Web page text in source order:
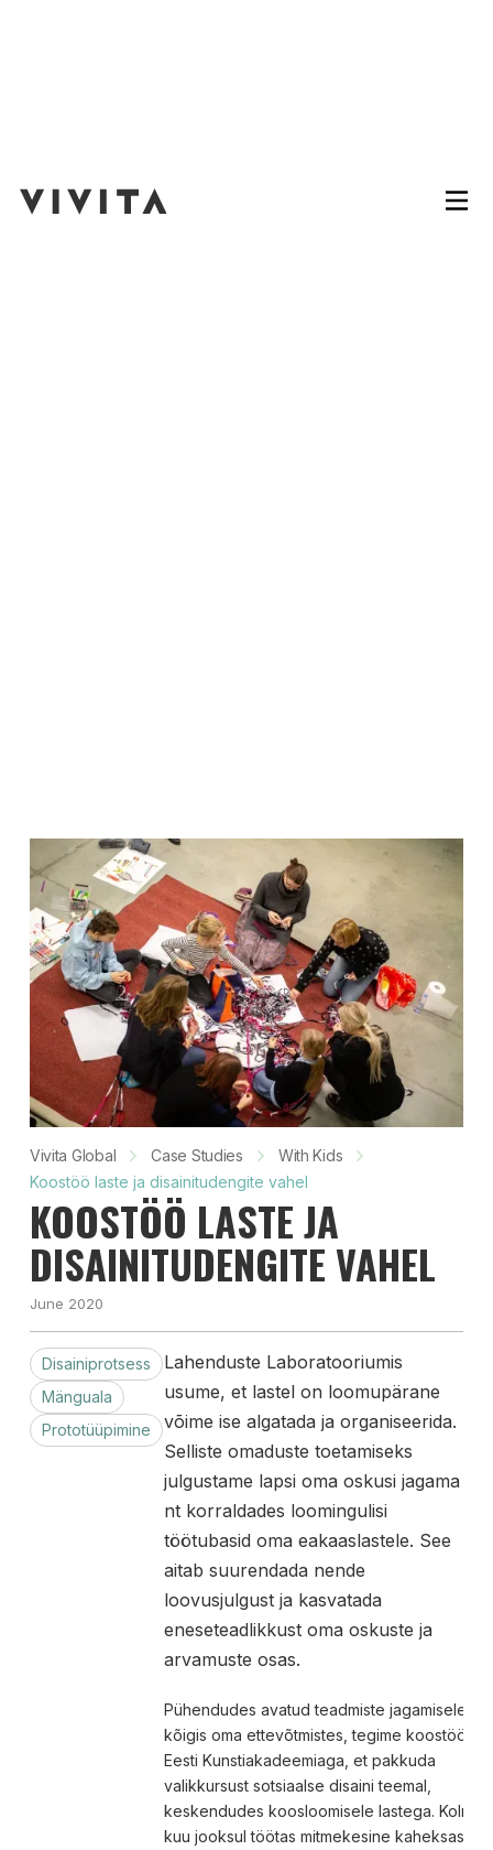
Vivita Global Case Studies
With Kids
Koostöö laste ja disainitudengite vahel
KOOSTÖÖ LASTE JA
DISAINITUDENGITE VAHEL
June 2020
Disainiprotsess
Mänguala
Prototüüpimine
Lahenduste Laboratooriumis
usume, et lastel on loomupärane
võime ise algatada ja organiseerida.
Selliste omaduste toetamiseks
julgustame lapsi oma oskusi jagama
nt korraldades loomingulisi
töötubasid oma eakaaslastele. See
aitab suurendada nende
loovusjulgust ja kasvatada
eneseteadlikkust oma oskuste ja
arvamuste osas.
Pühendudes avatud teadmiste jagamisele
kõigis oma ettevõtmistes, tegime koostööd
Eesti Kunstiakadeemiaga, et pakkuda
valikkursust sotsiaalse disaini teemal,
keskendudes koosloomisele lastega. Kolme
kuu jooksul töötas mitmekesine kaheksast